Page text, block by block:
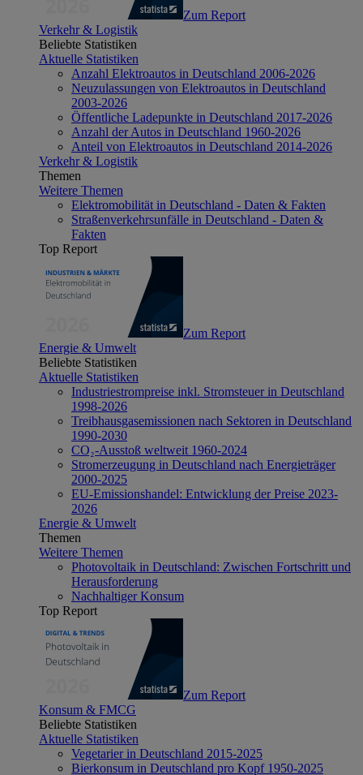
Zum Report
Verkehr & Logistik
Beliebte Statistiken
Aktuelle Statistiken
Anzahl Elektroautos in Deutschland 2006-2026
Neuzulassungen von Elektroautos in Deutschland
2003-2026
Öffentliche Ladepunkte in Deutschland 2017-2026
Anzahl der Autos in Deutschland 1960-2026
Anteil von Elektroautos in Deutschland 2014-2026
Verkehr & Logistik
Themen
Weitere Themen
Elektromobilität in Deutschland - Daten & Fakten
Straßenverkehrsunfälle in Deutschland - Daten &
Fakten
Top Report
Zum Report
Energie & Umwelt
Beliebte Statistiken
Aktuelle Statistiken
Industriestrompreise inkl. Stromsteuer in Deutschland
1998-2026
Treibhausgasemissionen nach Sektoren in Deutschland
1990-2030
CO₂-Ausstoß weltweit 1960-2024
Stromerzeugung in Deutschland nach Energieträger
2000-2025
EU-Emissionshandel: Entwicklung der Preise 2023-
2026
Energie & Umwelt
Themen
Weitere Themen
Photovoltaik in Deutschland: Zwischen Fortschritt und
Herausforderung
Nachhaltiger Konsum
Top Report
Zum Report
Konsum & FMCG
Beliebte Statistiken
Aktuelle Statistiken
Vegetarier in Deutschland 2015-2025
Bierkonsum in Deutschland pro Kopf 1950-2025